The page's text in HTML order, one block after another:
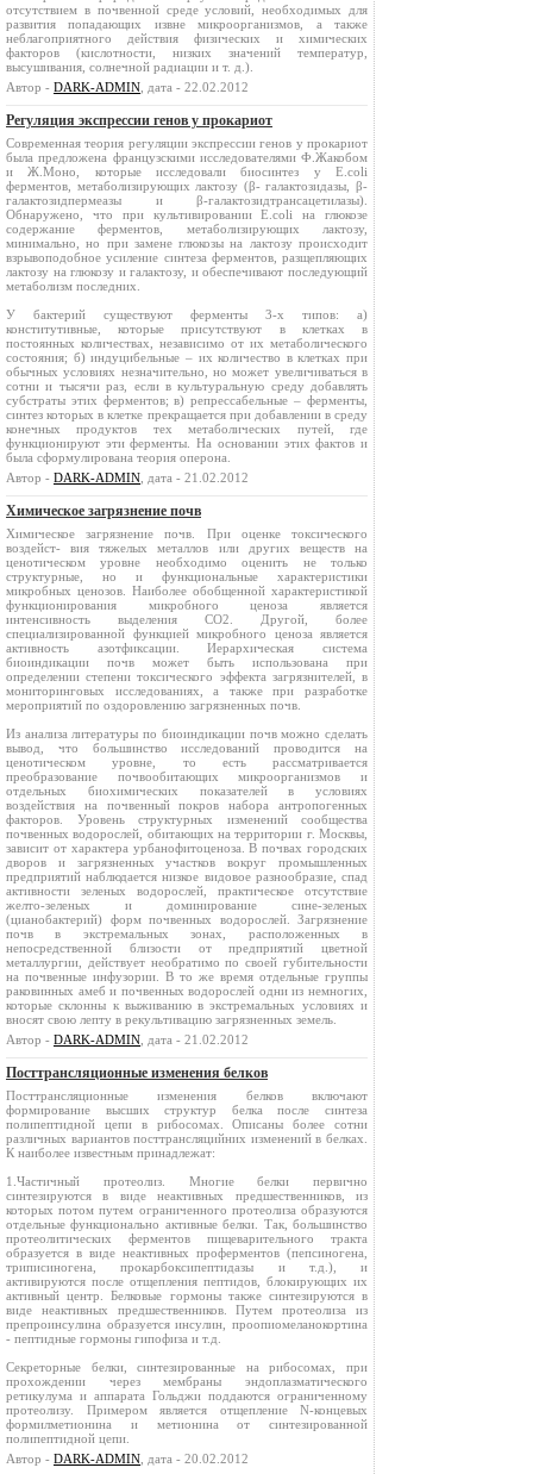
отсутствием в почвенной среде условий, необходимых для
развития попадающих извне микроорганизмов, а также
неблагоприятного действия физических и химических
факторов (кислотности, низких значений температур,
высушивания, солнечной радиации и т. д.).
Автор - DARK-ADMIN , дата - 22.02.2012
Регуляция экспрессии генов у прокариот
Современная теория регуляции экспрессии генов у прокариот
была предложена французскими исследователями Ф.Жакобом
и Ж.Моно, которые исследовали биосинтез у E.сoli
ферментов, метаболизирующих лактозу (β- галактозидазы, β-
галактозидпермеазы и β-галактозидтрансацетилазы).
Обнаружено, что при культивировании E.сoli на глюкозе
содержание ферментов, метаболизирующих лактозу,
минимально, но при замене глюкозы на лактозу происходит
взрывоподобное усиление синтеза ферментов, разщепляющих
лактозу на глюкозу и галактозу, и обеспечивают последующий
метаболизм последних.
У бактерий существуют ферменты 3-х типов: а)
конститутивные, которые присутствуют в клетках в
постоянных количествах, независимо от их метаболического
состояния; б) индуцибельные – их количество в клетках при
обычных условиях незначительно, но может увеличиваться в
сотни и тысячи раз, если в культуральную среду добавлять
субстраты этих ферментов; в) репрессабельные – ферменты,
синтез которых в клетке прекращается при добавлении в среду
конечных продуктов тех метаболических путей, где
функционируют эти ферменты. На основании этих фактов и
была сформулирована теория оперона.
Автор - DARK-ADMIN , дата - 21.02.2012
Химическое загрязнение почв
Химическое загрязнение почв. При оценке токсического
воздейст- вия тяжелых металлов или других веществ на
ценотическом уровне необходимо оценить не только
структурные, но и функциональные характеристики
микробных ценозов. Наиболее обобщенной характеристикой
функционирования микробного ценоза является
интенсивность выделения CO2. Другой, более
специализированной функцией микробного ценоза является
активность азотфиксации. Иерархическая система
биоиндикации почв может быть использована при
определении степени токсического эффекта загрязнителей, в
мониторинговых исследованиях, а также при разработке
мероприятий по оздоровлению загрязненных почв.
Из анализа литературы по биоиндикации почв можно сделать
вывод, что большинство исследований проводится на
ценотическом уровне, то есть рассматривается
преобразование почвообитающих микроорганизмов и
отдельных биохимических показателей в условиях
воздействия на почвенный покров набора антропогенных
факторов. Уровень структурных изменений сообщества
почвенных водорослей, обитающих на территории г. Москвы,
зависит от характера урбанофитоценоза. В почвах городских
дворов и загрязненных участков вокруг промышленных
предприятий наблюдается низкое видовое разнообразие, спад
активности зеленых водорослей, практическое отсутствие
желто-зеленых и доминирование сине-зеленых
(цианобактерий) форм почвенных водорослей. Загрязнение
почв в экстремальных зонах, расположенных в
непосредственной близости от предприятий цветной
металлургии, действует необратимо по своей губительности
на почвенные инфузории. В то же время отдельные группы
раковинных амеб и почвенных водорослей одни из немногих,
которые склонны к выживанию в экстремальных условиях и
вносят свою лепту в рекультивацию загрязненных земель.
Автор - DARK-ADMIN , дата - 21.02.2012
Посттрансляционные изменения белков
Посттрансляционные изменения белков включают
формирование высших структур белка после синтеза
полипептидной цепи в рибосомах. Описаны более сотни
различных вариантов посттрансляцийних изменений в белках.
К наиболее известным принадлежат:
1.Частичный протеолиз. Многие белки первично
синтезируются в виде неактивных предшественников, из
которых потом путем ограниченного протеолиза образуются
отдельные функционально активные белки. Так, большинство
протеолитических ферментов пищеварительного тракта
образуется в виде неактивных проферментов (пепсиногена,
триписиногена, прокарбоксипептидазы и т.д.), и
активируются после отщепления пептидов, блокирующих их
активный центр. Белковые гормоны также синтезируются в
виде неактивных предшественников. Путем протеолиза из
препроинсулина образуется инсулин, проопиомеланокортина
- пептидные гормоны гипофиза и т.д.
Секреторные белки, синтезированные на рибосомах, при
прохождении через мембраны эндоплазматического
ретикулума и аппарата Гольджи поддаются ограниченному
протеолизу. Примером является отщепление N-концевых
формилметионина и метионина от синтезированной
полипептидной цепи.
Автор - DARK-ADMIN , дата - 20.02.2012